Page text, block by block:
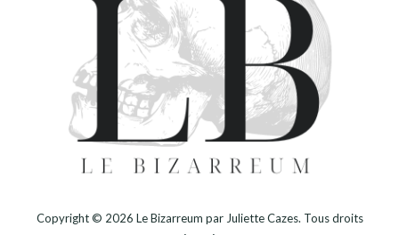
Copyright © 2026 Le Bizarreum par Juliette Cazes. Tous droits